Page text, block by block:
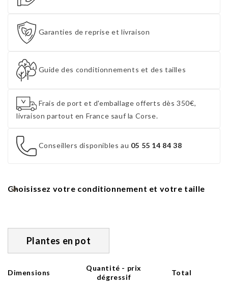
Garanties de reprise et livraison
Guide des conditionnements et des tailles
Frais de port et d'emballage offerts dès 350€,
livraison partout en France sauf la Corse.
Conseillers disponibles au 05 55 14 84 38
Choisissez votre conditionnement et votre taille
Plantes en pot
Dimensions
Quantité - prix
dégressif
Total